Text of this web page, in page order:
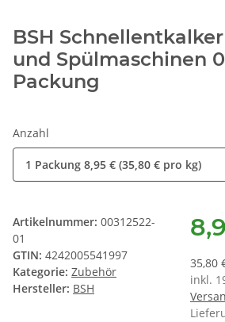
BSH
und Spülmaschinen
Packung
Anzahl
1 Packung 8,95 € (35,80 € pro kg)
Artikelnummer: 00312522-
01
GTIN: 4242005541997
Kategorie: Zubehör
Hersteller: BSH
35,80
inkl.